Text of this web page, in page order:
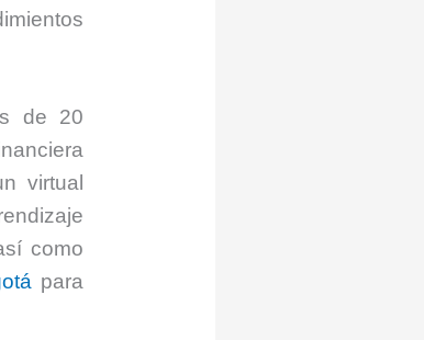
de 20
virtual
como
para